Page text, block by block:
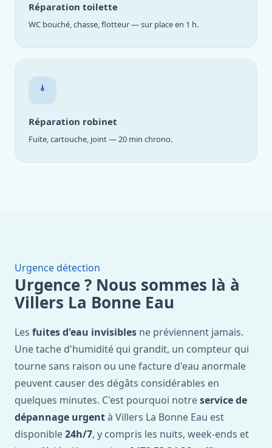
Réparation toilette
WC bouché, chasse, flotteur — sur place en 1 h.
Réparation robinet
Fuite, cartouche, joint — 20 min chrono.
Urgence détection
Urgence ? Nous sommes là à
Villers La Bonne Eau
Les fuites d'eau invisibles ne préviennent jamais.
Une tache d'humidité qui grandit, un compteur qui
tourne sans raison ou une facture d'eau anormale
peuvent causer des dégâts considérables en
quelques minutes. C'est pourquoi notreservice de
dépannage urgentà Villers La Bonne Eau est
disponible24h/7, y compris les nuits, week-ends et